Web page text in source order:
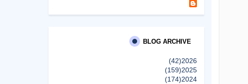
Enchanted Life Begins
Movie Fans, and Epic Adventure Seekers
dboystudio
What to Read After Watching The Odyssey:
Kobo’s Reading Guide for Myth-Lovers,
BLOG ARCHIVE
2026
(42)
2025
(159)
2024
(174)